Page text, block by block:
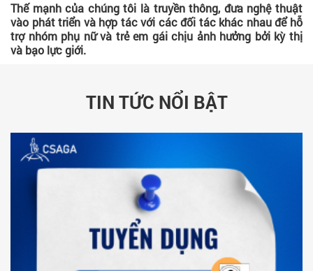
Thế mạnh của chúng tôi là truyền thông, đưa nghệ thuật
vào phát triển và hợp tác với các đối tác khác nhau để hỗ
trợ nhóm phụ nữ và trẻ em gái chịu ảnh hưởng bởi kỳ thị
và bạo lực giới.
TIN TỨC NỔI BẬT